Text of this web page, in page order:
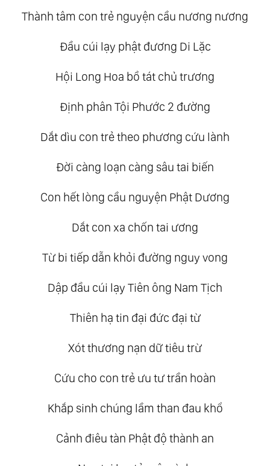
Thành tâm con trẻ nguyện cầu nương nương
Đầu cúi lạy phật đương Di Lặc
Hội Long Hoa bồ tát chủ trương
Định phân Tội Phước 2 đường
Dắt dìu con trẻ theo phương cứu lành
Đời càng loạn càng sâu tai biến
Con hết lòng cầu nguyện Phật Dương
Dắt con xa chốn tai ương
Từ bi tiếp dẫn khỏi đường nguy vong
Dập đầu cúi lạy Tiên ông Nam Tịch
Thiên hạ tin đại đức đại từ
Xót thương nạn dữ tiêu trừ
Cứu cho con trẻ ưu tư trần hoàn
Khắp sinh chúng lầm than đau khổ
Cảnh điêu tàn Phật độ thành an